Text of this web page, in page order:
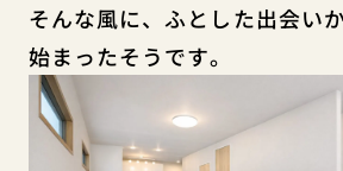
そんな風に、ふとした出会い
始まったそうです。